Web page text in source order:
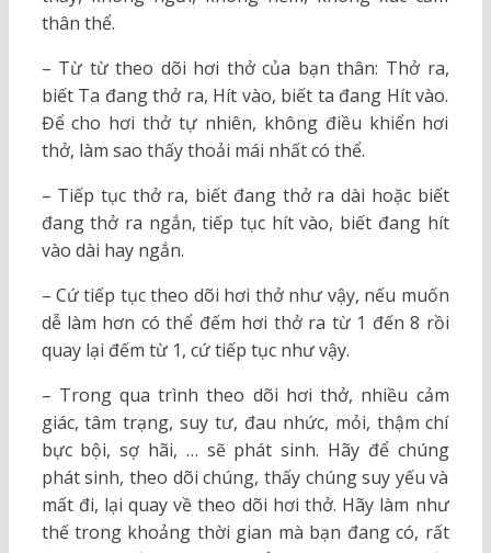
thân thể.
– Từ từ theo dõi hơi thở của bạn thân: Thở ra,
biết Ta đang thở ra, Hít vào, biết ta đang Hít vào.
Để cho hơi thở tự nhiên, không điều khiển hơi
thở, làm sao thấy thoải mái nhất có thể.
– Tiếp tục thở ra, biết đang thở ra dài hoặc biết
đang thở ra ngắn, tiếp tục hít vào, biết đang hít
vào dài hay ngắn.
– Cứ tiếp tục theo dõi hơi thở như vậy, nếu muốn
dễ làm hơn có thể đếm hơi thở ra từ 1 đến 8 rồi
quay lại đếm từ 1, cứ tiếp tục như vậy.
– Trong qua trình theo dõi hơi thở, nhiều cảm
giác, tâm trạng, suy tư, đau nhức, mỏi, thậm chí
bực bội, sợ hãi, … sẽ phát sinh. Hãy để chúng
phát sinh, theo dõi chúng, thấy chúng suy yếu và
mất đi, lại quay về theo dõi hơi thở. Hãy làm như
thế trong khoảng thời gian mà bạn đang có, rất